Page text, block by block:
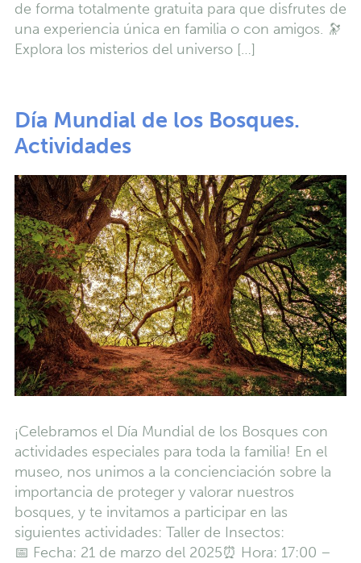
de forma totalmente gratuita para que disfrutes de
una experiencia única en familia o con amigos. 🔭
Explora los misterios del universo […]
Día Mundial de los Bosques.
Actividades
¡Celebramos el Día Mundial de los Bosques con
actividades especiales para toda la familia! En el
museo, nos unimos a la concienciación sobre la
importancia de proteger y valorar nuestros
bosques, y te invitamos a participar en las
siguientes actividades: Taller de Insectos:
📅 Fecha: 21 de marzo del 2025⏰ Hora: 17:00 –